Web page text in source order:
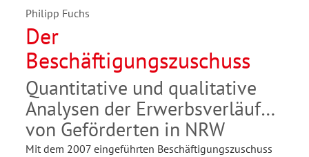
Philipp Fuchs
Der
Beschäftigungszuschuss
Quantitative und qualitative
Analysen der Erwerbsverläufe
von Geförderten in NRW
Mit dem 2007 eingeführten Beschäftigungszuschuss